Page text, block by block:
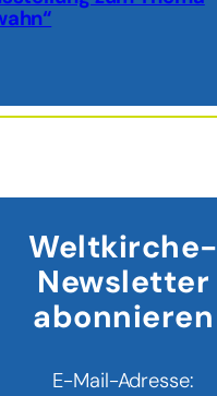
Weltkirche-
Newsletter
abonnieren
E-Mail-Adresse: